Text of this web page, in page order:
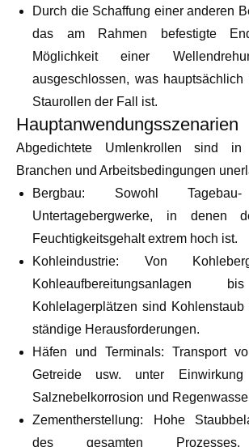
Durch die Schaffung einer anderen
das am Rahmen befestigte
Möglichkeit einer
ausgeschlossen, was hauptsächlich
Staurollen der Fall ist.
Hauptanwendungsszenarien
Abgedichtete Umlenkrollen sind
Branchen und Arbeitsbedingungen
Bergbau: Sowohl
Untertagebergwerke, in denen
Feuchtigkeitsgehalt extrem hoch ist.
Kohleindustrie: Von
Kohlelagerplätzen sind
ständige Herausforderungen.
Häfen und Terminals: Transport
Getreide usw. unter
Salznebelkorrosion und
Zementherstellung: Hohe
des gesamten